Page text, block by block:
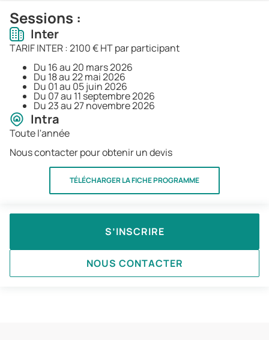
Sessions :
Inter
TARIF INTER : 2100 € HT par participant
Du 16 au 20 mars 2026
Du 18 au 22 mai 2026
Du 01 au 05 juin 2026
Du 07 au 11 septembre 2026
Du 23 au 27 novembre 2026
Intra
Toute l'année
Nous contacter pour obtenir un devis
TÉLÉCHARGER LA FICHE PROGRAMME
S’INSCRIRE
NOUS CONTACTER